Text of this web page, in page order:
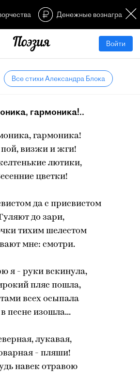
Денежные
Войти
Все стихи Александра Блока
гармоника!..
гармоника!
пой, визжи и жги!
лютики,
цветки!
да с присвистом
до зари,
тихим шелестом
мне: смотри.
я - руки вскинула,
пляс пошла,
всех осыпала
песне изошла...
лукавая,
- пляши!
навек отравою